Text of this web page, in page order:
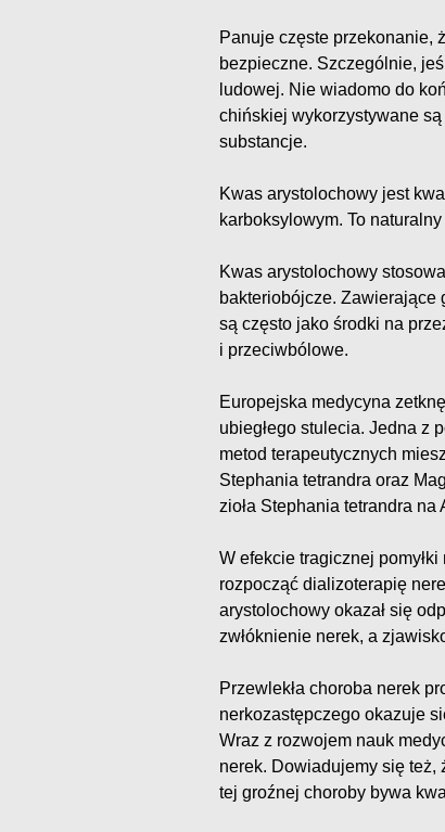
Panuje częste przekonanie,
bezpieczne. Szczególnie,
ludowej. Nie wiadomo do
chińskiej wykorzystywane
substancje.
Kwas arystolochowy jest
karboksylowym. To
Kwas arystolochowy
bakteriobójcze. Zawierające
są często jako środki na
i przeciwbólowe.
Europejska medycyna
ubiegłego stulecia. Jedna z
metod terapeutycznych
Stephania tetrandra oraz
zioła Stephania tetrandra na
W efekcie tragicznej
rozpocząć dializoterapię
arystolochowy okazał się
zwłóknienie nerek, a
Przewlekła choroba nerek
nerkozastępczego okazuje
Wraz z rozwojem nauk
nerek. Dowiadujemy się
tej groźnej choroby bywa